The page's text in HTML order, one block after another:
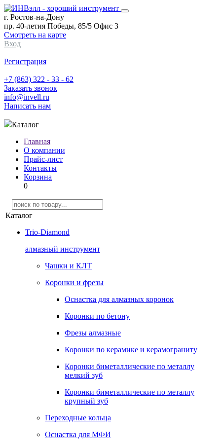
г. Ростов-на-Дону
пр. 40-летия Победы, 85/5 Офис 3
Смотреть на карте
Вход
Регистрация
+7 (863) 322 - 33 - 62
Заказать звонок
info@invell.ru
Написать нам
Каталог
Главная
О компании
Прайс-лист
Контакты
Корзина
0
Каталог
Trio-Diamond
алмазный инструмент
Чашки и КЛТ
Коронки и фрезы
Оснастка для алмазных коронок
Коронки по бетону
Фрезы алмазные
Коронки по керамике и керамограниту
Коронки биметаллические по металлу
мелкий зуб
Коронки биметаллические по металлу
крупный зуб
Переходные кольца
Оснастка для МФИ